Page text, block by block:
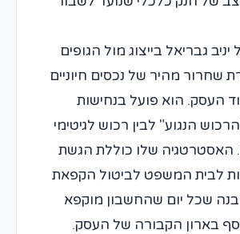
גבריאל בייצוג מול הגופים
שחרור מהיר של נכסים חיוניים
העסק. הוא פועל בנחישות
הנגוע" לבין רכוש לגיטימי
האסטרטגיה שלו כוללת הגשת
לבית המשפט לביטול הקפאת
שכל יום שהחשבון מוקפא
בארון הקבורה של העסק.